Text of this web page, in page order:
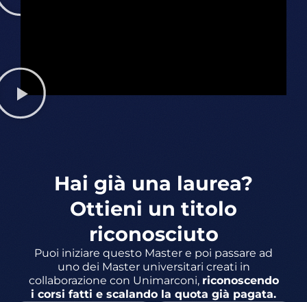
Hai già una laurea?
Ottieni un titolo
riconosciuto​
Puoi iniziare questo Master e poi passare ad
uno dei Master universitari creati in
collaborazione con Unimarconi, riconoscendo
i corsi fatti e scalando la quota già pagata.